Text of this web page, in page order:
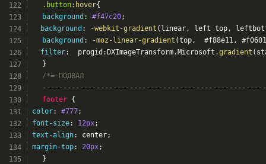
.button:hover{
background : #f47c20;
background : -webkit-gradient (linear, left top,
background : -moz-linear-gradient (top,  #f88e11,
filter:  progid:DXImageTransform.Microsoft.gradient
	}
/*= ПОДВАЛ
footer {
color: #777;
font-size: 12px;
text-align: center;
margin-top: 20px;
	}